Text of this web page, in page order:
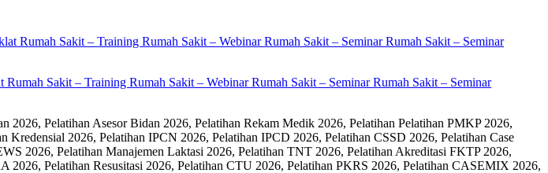
Sakit – Training Rumah Sakit – Webinar Rumah Sakit – Seminar Rumah Sakit – Seminar
Pelatihan Asesor Bidan 2026, Pelatihan Rekam Medik 2026, Pelatihan Pelatihan PMKP 2026,
2026, Pelatihan IPCN 2026, Pelatihan IPCD 2026, Pelatihan CSSD 2026, Pelatihan Case
2026, Pelatihan Manajemen Laktasi 2026, Pelatihan TNT 2026, Pelatihan Akreditasi FKTP 2026,
2026, Pelatihan Resusitasi 2026, Pelatihan CTU 2026, Pelatihan PKRS 2026, Pelatihan CASEMIX 2026,